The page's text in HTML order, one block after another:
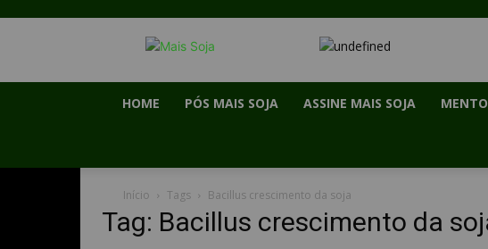
HOME PÓS MAIS SOJA ASSINE MAIS SOJA
Início Tags Bacillus crescimento da soja
Tag: Bacillus crescimento da